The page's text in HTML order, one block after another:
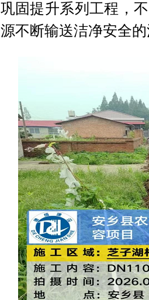
巩固提升系列工程，
源不断输送洁净安全